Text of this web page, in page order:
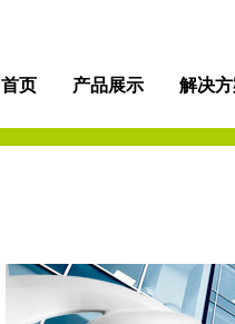
首页 产品展示 解决